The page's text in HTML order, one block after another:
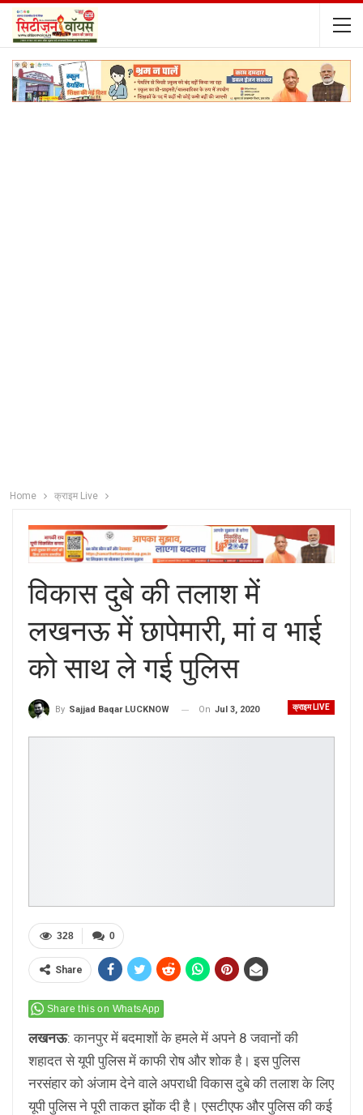
Home क्राइम Live
विकास दुबे की तलाश में
लखनऊ में छापेमारी, मां व भाई
को साथ ले गई पुलिस
क्राइम LIVE
By Sajjad Baqar LUCKNOW On Jul 3, 2020
0
328
Share
Share this on WhatsApp
लखनऊ: कानपुर में बदमाशों के हमले में अपने 8 जवानों की
शहादत से यूपी पुलिस में काफी रोष और शोक है। इस पुलिस
नरसंहार को अंजाम देने वाले अपराधी विकास दुबे की तलाश के लिए
यूपी पुलिस ने पूरी ताकत झोंक दी है। एसटीएफ और पुलिस की कई